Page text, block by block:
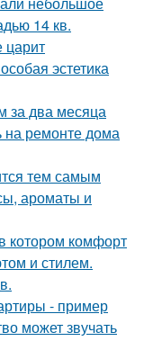
14 кв.
царит
эстетика
за два месяца
на ремонте дома
тем самым
ароматы и
котором комфорт
и стилем.
- пример
может звучать